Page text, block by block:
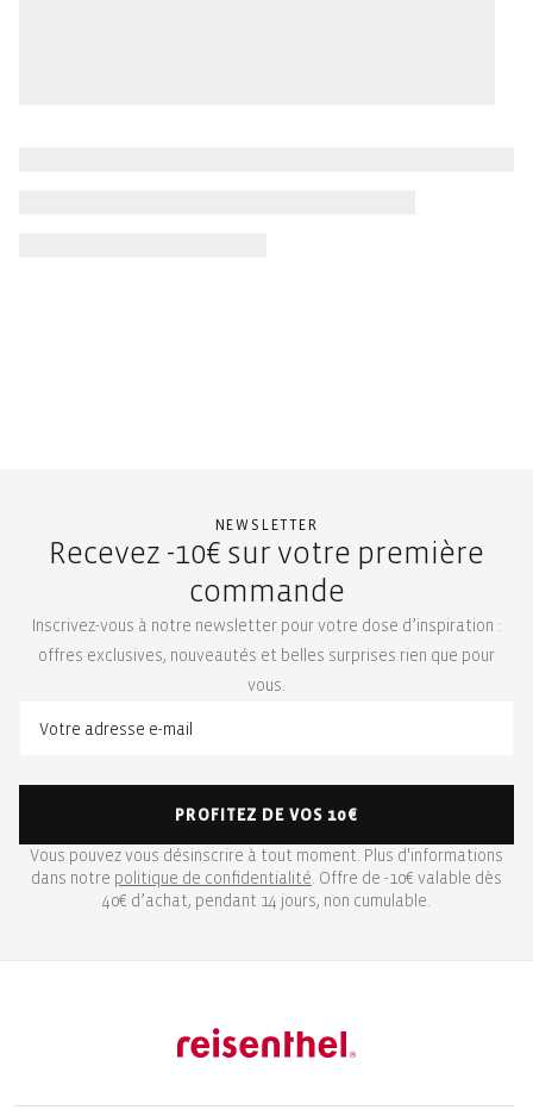
NEWSLETTER
Recevez -10€ sur votre première
commande
Inscrivez-vous à notre newsletter pour votre dose d’inspiration :
offres exclusives, nouveautés et belles surprises rien que pour
vous.
PROFITEZ DE VOS 10€
Vous pouvez vous désinscrire à tout moment. Plus d'informations
dans notre politique de confidentialité. Offre de -10€ valable dès
40€ d’achat, pendant 14 jours, non cumulable.